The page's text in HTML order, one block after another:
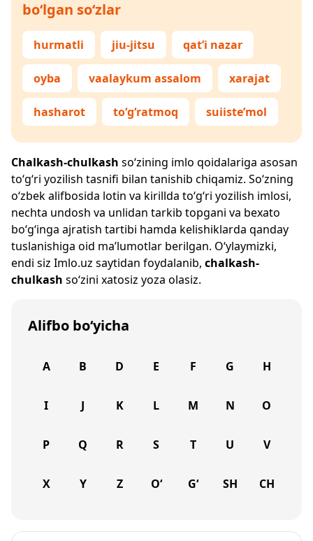
bo‘lgan so‘zlar
hurmatli jiu-jitsu qat’i nazar
oyba vaalaykum assalom xarajat
hasharot to‘g‘ratmoq suiiste’mol
Chalkash-chulkash so‘zining imlo qoidalariga asosan
to‘g‘ri yozilish tasnifi bilan tanishib chiqamiz. So‘zning
o‘zbek alifbosida lotin va kirillda to‘g‘ri yozilish imlosi,
nechta undosh va unlidan tarkib topgani va bexato
bo‘g‘inga ajratish tartibi hamda kelishiklarda qanday
tuslanishiga oid ma’lumotlar berilgan. O‘ylaymizki,
endi siz Imlo.uz saytidan foydalanib, chalkash-
chulkash so‘zini xatosiz yoza olasiz.
Alifbo bo‘yicha
A B D E F G H
I J K L M N O
P Q R S T U V
X Y Z O‘ G‘ SH CH